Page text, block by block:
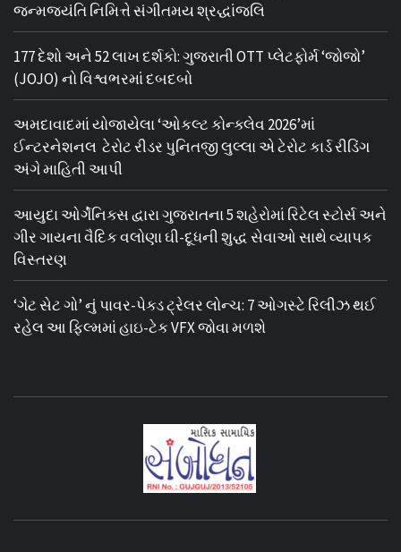
જન્મજયંતિ નિમિત્તે સંગીતમય શ્રદ્ધાંજલિ
177 દેશો અને 52 લાખ દર્શકો: ગુજરાતી OTT પ્લેટફોર્મ ‘જોજો’
(JOJO) નો વિશ્વભરમાં દબદબો
અમદાવાદમાં યોજાયેલા ‘ઓકલ્ટ કોન્ક્લેવ 2026’માં
ઈન્ટરનેશનલ ટેરોટ રીડર પુનિતજી લુલ્લા એ ટેરોટ કાર્ડ રીડિંગ
અંગે માહિતી આપી
આયુદા ઓર્ગેનિક્સ દ્વારા ગુજરાતના 5 શહેરોમાં રિટેલ સ્ટોર્સ અને
ગીર ગાયના વૈદિક વલોણા ઘી-દૂધની શુદ્ધ સેવાઓ સાથે વ્યાપક
વિસ્તરણ
‘ગેટ સેટ ગો’ નું પાવર-પેક્ડ ટ્રેલર લોન્ચ: 7 ઓગસ્ટે રિલીઝ થઈ
રહેલ આ ફિલ્મમાં હાઇ-ટેક VFX જોવા મળશે